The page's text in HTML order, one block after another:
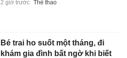
2 giờ trước Thể thao
Bé trai ho suốt một tháng, đi
khám gia đình bất ngờ khi biết